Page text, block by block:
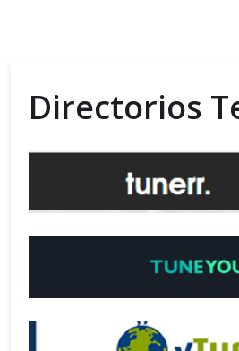
Directorios